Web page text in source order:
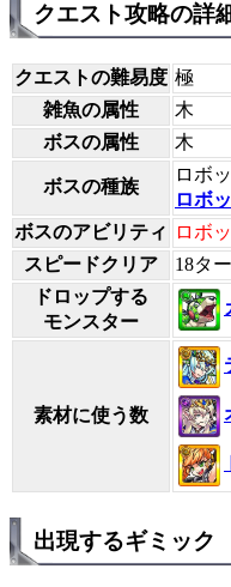
クエスト攻略の詳
クエストの難易度 極
雑魚の属性
木
ボスの属性
木
ボスの種族
ロボ
ロボ
ボスのアビリティ
ロボ
スピードクリア
18タ
ドロップする
モンスター
素材に使う数
出現するギミック